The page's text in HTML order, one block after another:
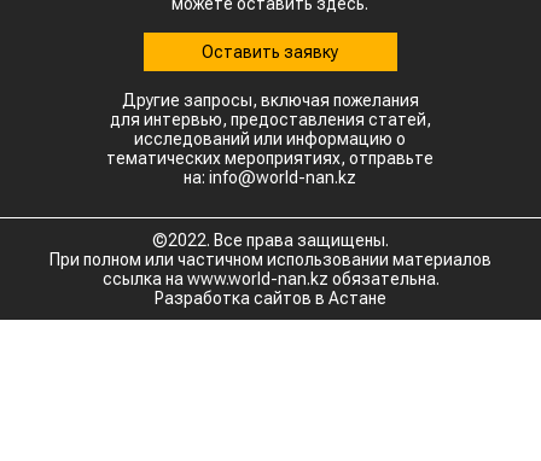
можете оставить здесь.
Оставить заявку
Другие запросы, включая пожелания
для интервью, предоставления статей,
исследований или информацию о
тематических мероприятиях, отправьте
на: info@world-nan.kz
©2022. Все права защищены.
При полном или частичном использовании материалов
ссылка на www.world-nan.kz обязательна.
Разработка сайтов в Астане